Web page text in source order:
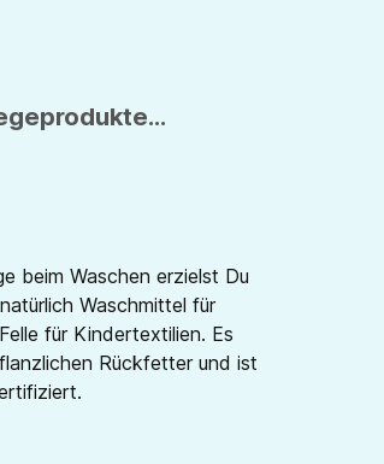
beim Waschen erzielst Du
Waschmittel für
für Kindertextilien. Es
Rückfetter und ist